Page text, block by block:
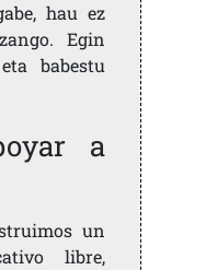
hau ez
Egin
babestu
a
un
libre,